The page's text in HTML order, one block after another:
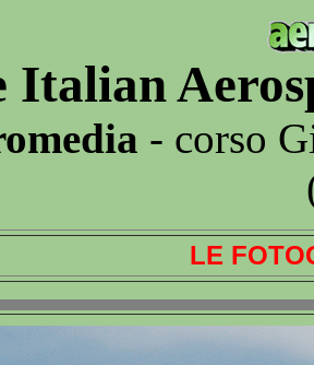
Italian
- corso
LE